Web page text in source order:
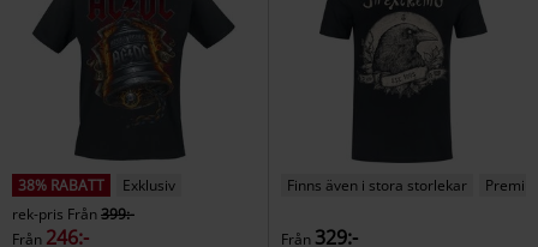
38% RABATT
Exklusiv
rek-pris Från399:-
Från 246:-
Finns även i stora storlekar
Från 329:-